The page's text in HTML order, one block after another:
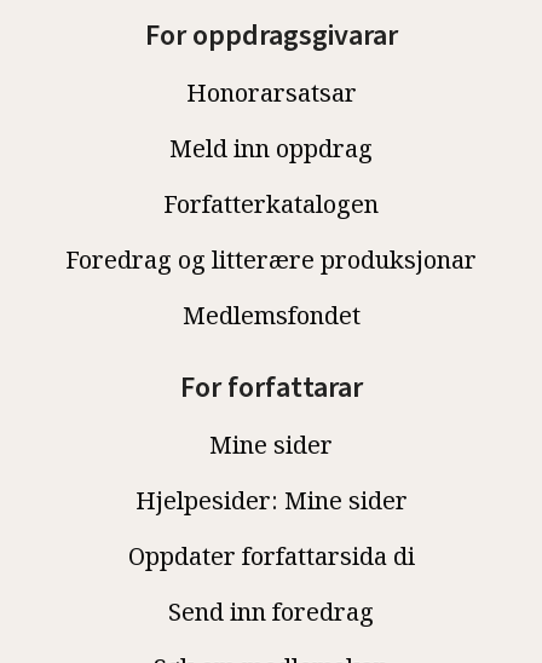
For oppdragsgivarar
Honorarsatsar
Meld inn oppdrag
Forfatterkatalogen
Foredrag og litterære produksjonar
Medlemsfondet
For forfattarar
Mine sider
Hjelpesider: Mine sider
Oppdater forfattarsida di
Send inn foredrag